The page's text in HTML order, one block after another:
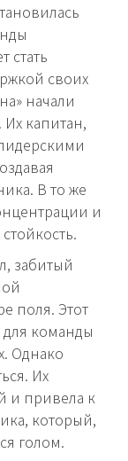
стать
своих
начали
капитан,
В то же
и
забитый
поля. Этот
команды
Однако
Их
и привела к
который,
голом.